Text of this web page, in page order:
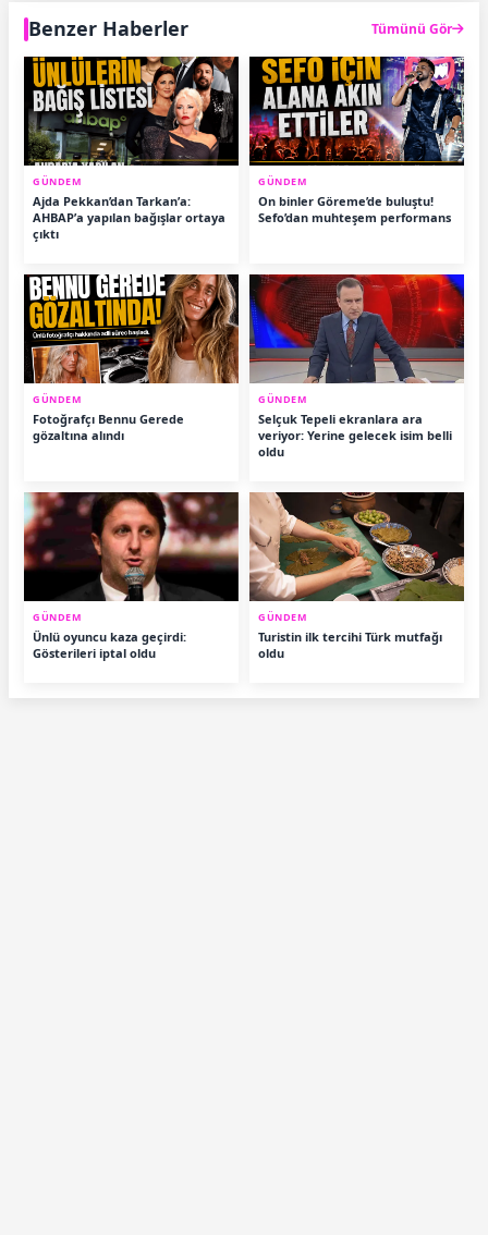
Benzer Haberler Tümünü Gör
GÜNDEM
Ajda Pekkan’dan Tarkan’a:
AHBAP’a yapılan bağışlar ortaya
çıktı
GÜNDEM
On binler Göreme’de buluştu!
Sefo’dan muhteşem performans
GÜNDEM
Fotoğrafçı Bennu Gerede
gözaltına alındı
GÜNDEM
Selçuk Tepeli ekranlara ara
veriyor: Yerine gelecek isim belli
oldu
GÜNDEM
Ünlü oyuncu kaza geçirdi:
Gösterileri iptal oldu
GÜNDEM
Turistin ilk tercihi Türk mutfağı
oldu